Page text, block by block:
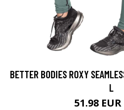
BETTER BODIES ROXY
L
51.98 EUR